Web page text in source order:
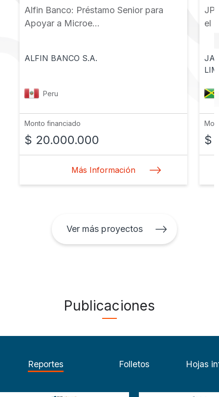
Alfin Banco: Préstamo Senior para
Apoyar a Microe...
ALFIN BANCO S.A.
Peru
Monto financiado
$ 20.000.000
Más Información
el
$
Ver más proyectos
Publicaciones
Reportes Folletos Hojas